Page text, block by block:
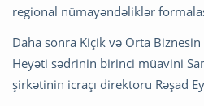
regional nümayəndəliklər
Daha sonra Kiçik və Orta
Heyəti sədrinin birinci müavini
şirkətinin icraçı direktoru Rəşad